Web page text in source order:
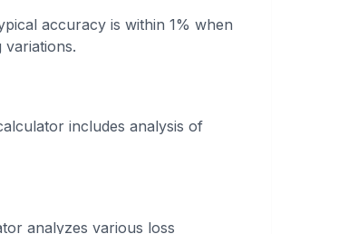
accuracy is within 1% when
includes analysis of
analyzes various loss